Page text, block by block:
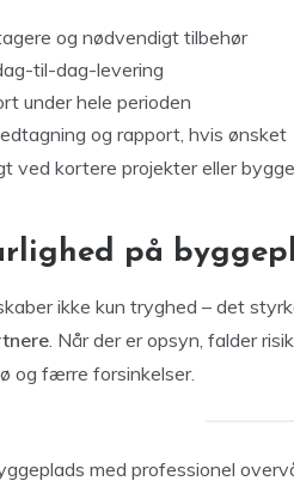
og nødvendigt tilbehør
til-dag-levering
under hele perioden
og rapport, hvis ønsket
ved kortere projekter eller
på
ikke kun tryghed – det
. Når der er opsyn, falder
og færre forsinkelser.
med professionel